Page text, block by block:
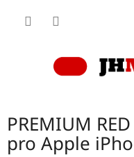
PREMIUM
pro Apple